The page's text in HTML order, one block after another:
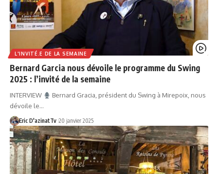
L'INVITÉ.E DE LA SEMAINE
Bernard Garcia nous dévoile le programme du Swing
2025 : l’invité de la semaine
INTERVIEW
Bernard Gracia, président du Swing à Mirepoix, nous
dévoile le…
Eric D'azinatTv 20 janvier 2025